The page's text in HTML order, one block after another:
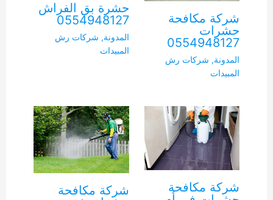
شركة مكافحة
حشرات
0554948127
المدونة, شركات رش
المبيدات
حشرة بق الفراش
0554948127
المدونة, شركات رش
المبيدات
شركة مكافحة
شركة مكافحة